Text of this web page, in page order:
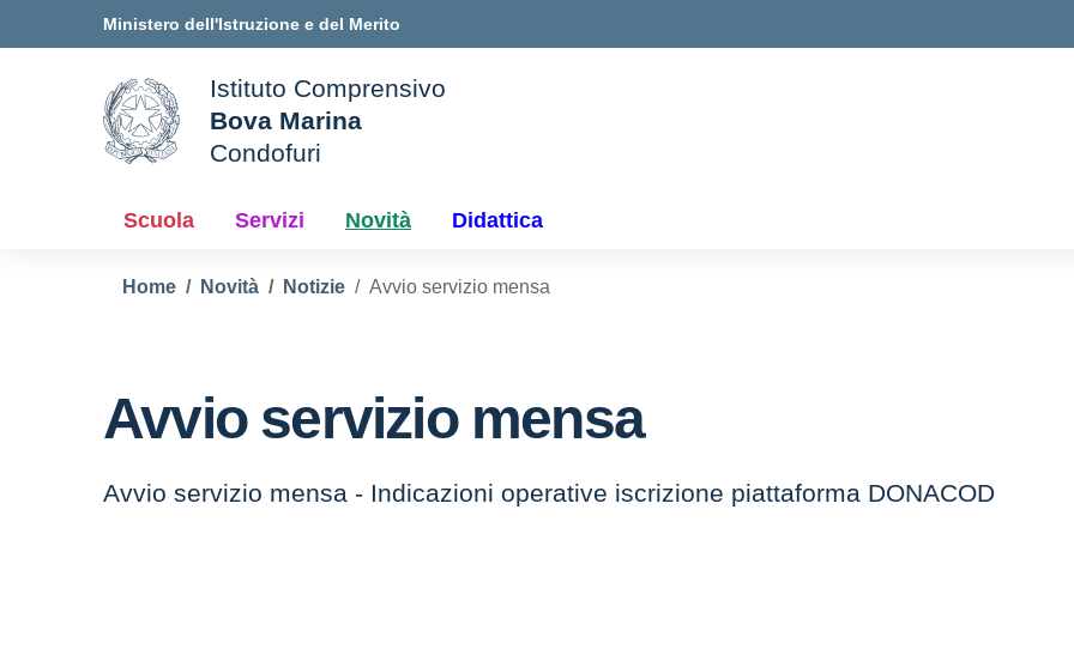
Ministero dell'Istruzione e del Merito
della scuola
Istituto Comprensivo
Bova Marina
Condofuri
Scuola Servizi Novità Didattica
Home Novità Notizie Avvio servizio mensa
Avvio servizio mensa
Avvio servizio mensa - Indicazioni operative iscrizione piattaforma DONACOD